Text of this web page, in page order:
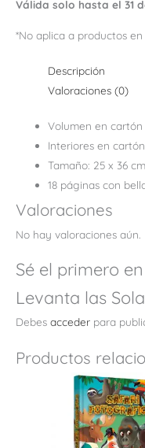
Válida solo hasta el 31
*No aplica a productos
Descripción
Valoraciones (0)
Volumen en
Interiores en cartón
Tamaño: 25 x 36
18 páginas con
Valoraciones
No hay valoraciones aún.
Sé el primero
Levanta las
Debes acceder para
Productos